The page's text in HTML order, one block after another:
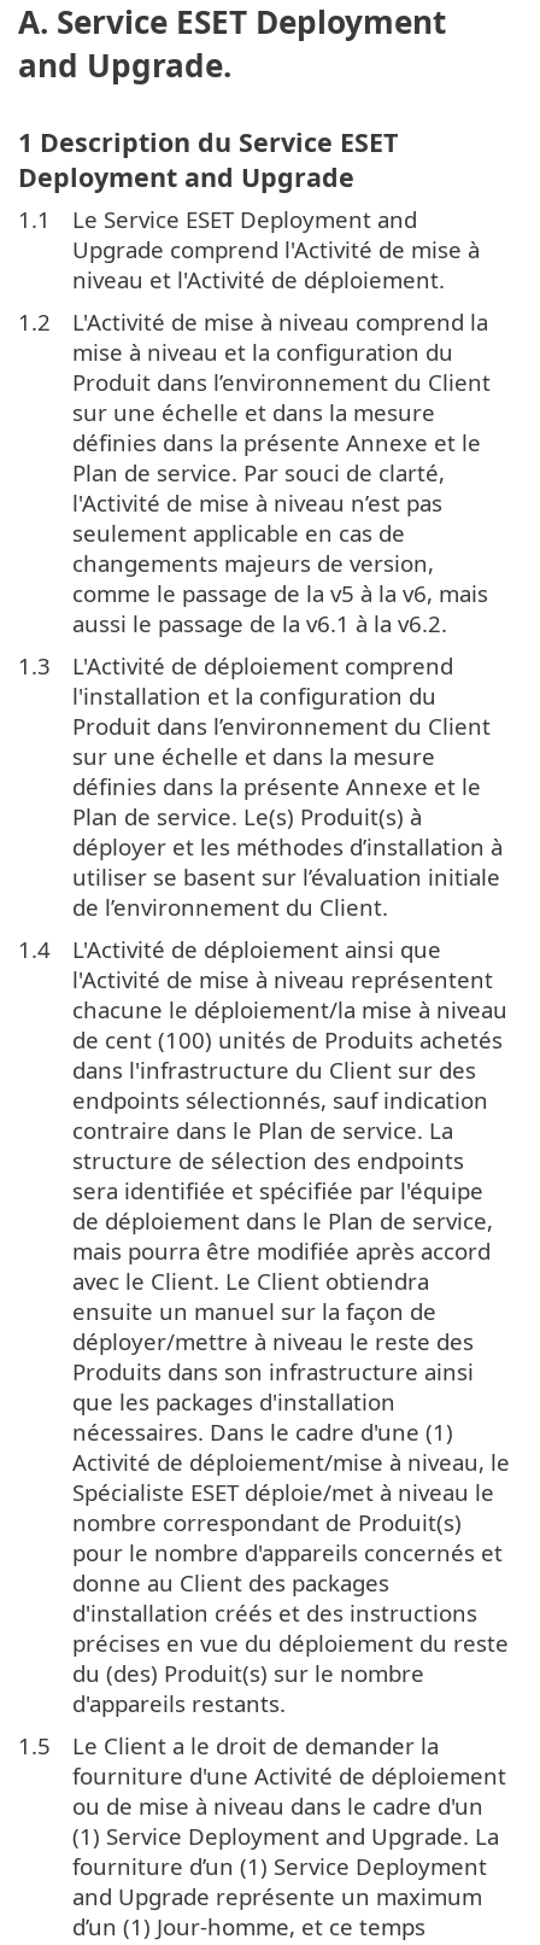
A. Service ESET Deployment
and Upgrade.
1 Description du Service ESET
Deployment and Upgrade
1.1
Le Service ESET Deployment and
Upgrade comprend l'Activité de mise à
niveau et l'Activité de déploiement.
1.2
L'Activité de mise à niveau comprend la
mise à niveau et la configuration du
Produit dans l’environnement du Client
sur une échelle et dans la mesure
définies dans la présente Annexe et le
Plan de service. Par souci de clarté,
l'Activité de mise à niveau n’est pas
seulement applicable en cas de
changements majeurs de version,
comme le passage de la v5 à la v6, mais
aussi le passage de la v6.1 à la v6.2.
1.3
L'Activité de déploiement comprend
l'installation et la configuration du
Produit dans l’environnement du Client
sur une échelle et dans la mesure
définies dans la présente Annexe et le
Plan de service. Le(s) Produit(s) à
déployer et les méthodes d’installation à
utiliser se basent sur l’évaluation initiale
de l’environnement du Client.
1.4
L'Activité de déploiement ainsi que
l'Activité de mise à niveau représentent
chacune le déploiement/la mise à niveau
de cent (100) unités de Produits achetés
dans l'infrastructure du Client sur des
endpoints sélectionnés, sauf indication
contraire dans le Plan de service. La
structure de sélection des endpoints
sera identifiée et spécifiée par l'équipe
de déploiement dans le Plan de service,
mais pourra être modifiée après accord
avec le Client. Le Client obtiendra
ensuite un manuel sur la façon de
déployer/mettre à niveau le reste des
Produits dans son infrastructure ainsi
que les packages d'installation
nécessaires. Dans le cadre d'une (1)
Activité de déploiement/mise à niveau, le
Spécialiste ESET déploie/met à niveau le
nombre correspondant de Produit(s)
pour le nombre d'appareils concernés et
donne au Client des packages
d'installation créés et des instructions
précises en vue du déploiement du reste
du (des) Produit(s) sur le nombre
d'appareils restants.
1.5
Le Client a le droit de demander la
fourniture d'une Activité de déploiement
ou de mise à niveau dans le cadre d'un
(1) Service Deployment and Upgrade. La
fourniture d’un (1) Service Deployment
and Upgrade représente un maximum
d’un (1) Jour-homme, et ce temps